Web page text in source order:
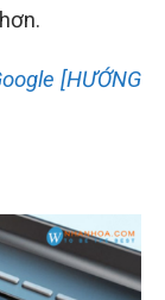
[HƯỚNG